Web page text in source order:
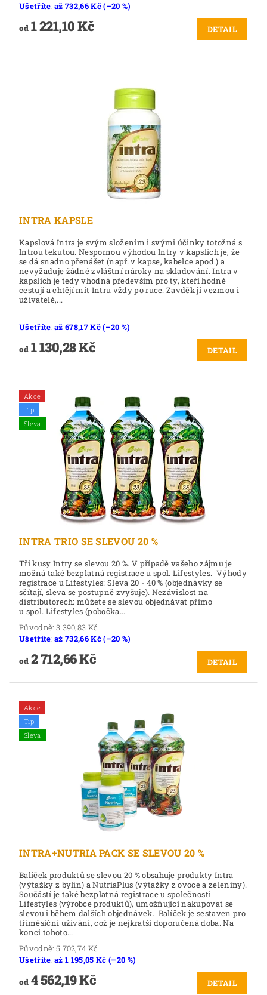
Ušetříte:až 732,66 Kč (–20 %)
od1 221,10 Kč DETAIL
INTRA KAPSLE
Kapslová Intra je svým složením i svými účinky totožná s
Introu tekutou. Nespornou výhodou Intry v kapslích je, že
se dá snadno přenášet (např. v kapse, kabelce apod.) a
nevyžaduje žádné zvláštní nároky na skladování. Intra v
kapslích je tedy vhodná především pro ty, kteří hodně
cestují a chtějí mít Intru vždy po ruce. Zavděk jí vezmou i
uživatelé,...
Ušetříte:až 678,17 Kč (–20 %)
od1 130,28 Kč DETAIL
Akce
Tip
Sleva
INTRA TRIO SE SLEVOU 20 %
Tři kusy Intry se slevou 20 %. V případě vašeho zájmu je
možná také bezplatná registrace u spol. Lifestyles. Výhody
registrace u Lifestyles: Sleva 20 - 40 % (objednávky se
sčítají, sleva se postupně zvyšuje). Nezávislost na
distributorech: můžete se slevou objednávat přímo
u spol. Lifestyles (pobočka...
Původně: 3 390,83 Kč
Ušetříte:až 732,66 Kč (–20 %)
od2 712,66 Kč DETAIL
Akce
Tip
Sleva
INTRA+NUTRIA PACK SE SLEVOU 20 %
Balíček produktů se slevou 20 % obsahuje produkty Intra
(výtažky z bylin) a NutriaPlus (výtažky z ovoce a zeleniny).
Součástí je také bezplatná registrace u společnosti
Lifestyles (výrobce produktů), umožňující nakupovat se
slevou i během dalších objednávek. Balíček je sestaven pro
tříměsíční užívání, což je nejkratší doporučená doba. Na
konci tohoto...
Původně: 5 702,74 Kč
Ušetříte:až 1 195,05 Kč (–20 %)
od4 562,19 Kč DETAIL